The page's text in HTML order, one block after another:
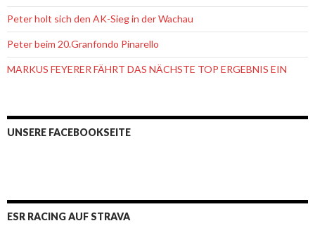
Peter holt sich den AK-Sieg in der Wachau
Peter beim 20.Granfondo Pinarello
MARKUS FEYERER FÄHRT DAS NÄCHSTE TOP ERGEBNIS EIN
UNSERE FACEBOOKSEITE
ESR RACING AUF STRAVA